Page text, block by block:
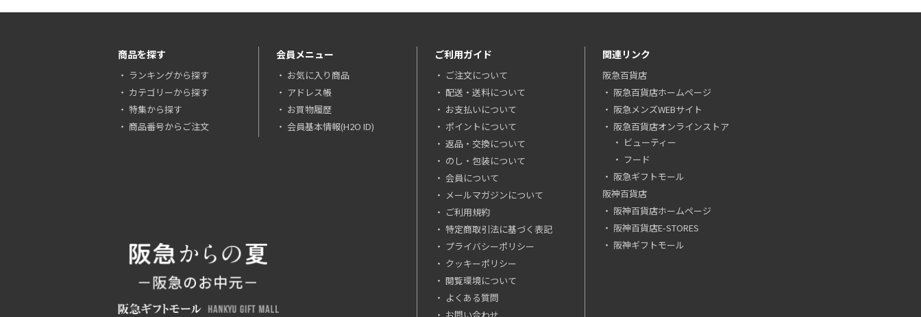
商品を探す
ランキングから探す
カテゴリーから探す
特集から探す
商品番号からご注文
会員メニュー
お気に入り商品
アドレス帳
お買物履歴
会員基本情報(H2O ID)
ご利用ガイド
ご注文について
配送・送料について
お支払いについて
ポイントについて
返品・交換について
のし・包装について
会員について
メールマガジンについて
ご利用規約
特定商取引法に基づく表記
プライバシーポリシー
クッキーポリシー
閲覧環境について
よくある質問
関連リンク
阪急百貨店
阪急百貨店ホームページ
阪急メンズWEBサイト
阪急百貨店オンラインストア
ビューティー
フード
阪急ギフトモール
阪神百貨店
阪神百貨店ホームページ
阪神百貨店E-STORES
阪神ギフトモール